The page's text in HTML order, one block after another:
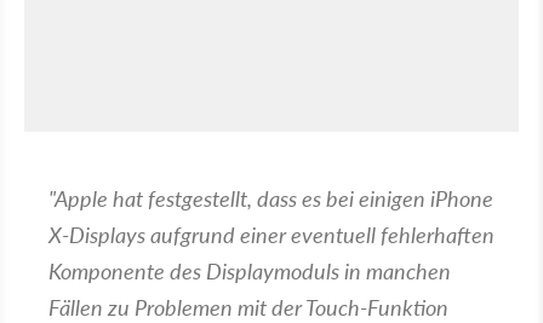
"Apple hat festgestellt, dass es bei einigen iPhone
X-Displays aufgrund einer eventuell fehlerhaften
Komponente des Displaymoduls in manchen
Fällen zu Problemen mit der Touch-Funktion